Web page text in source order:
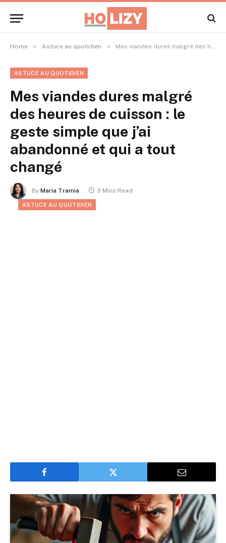
Home » Astuce au quotidien » Mes viandes dures malgré des heures de cuisson : le geste simple que j’ai abandonné et qui a tout changé
ASTUCE AU QUOTIDIEN
Mes viandes dures malgré
des heures de cuisson : le
geste simple que j’ai
abandonné et qui a tout
changé
By Maria Tramia 3 Mins Read
ASTUCE AU QUOTIDIEN